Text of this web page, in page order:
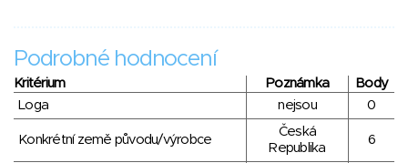
Podrobné hodnocení
Kritérium Poznámka
Body
Loga
nejsou 0
Konkrétní země původu/výrobce
Česká
Republika
6